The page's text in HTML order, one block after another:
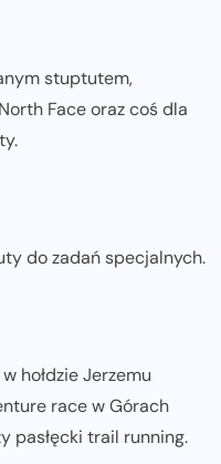
stuptutem,
Face oraz coś dla
do zadań specjalnych.
hołdzie Jerzemu
race w Górach
pasłęcki trail running.